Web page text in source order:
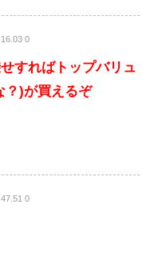
0
すればトップバリュ
？)が買えるぞ
0